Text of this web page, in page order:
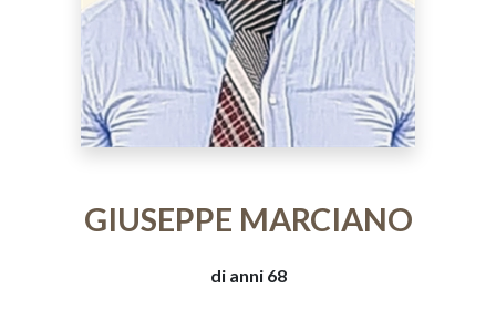
GIUSEPPE MARCIANO
di anni 68